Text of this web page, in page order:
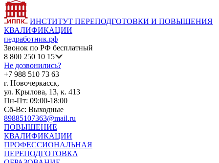
ИНСТИТУТ ПЕРЕПОДГОТОВКИ И ПОВЫШЕНИЯ
КВАЛИФИКАЦИИ
педработник.рф
Звонок по РФ бесплатный
8 800 250 10 15
Не дозвонились?
+7 988 510 73 63
г. Новочеркасск,
ул. Крылова, 13, к. 413
Пн-Пт: 09:00-18:00
Сб-Вс: Выходные
89885107363@mail.ru
ПОВЫШЕНИЕ
КВАЛИФИКАЦИИ
ПРОФЕССИОНАЛЬНАЯ
ПЕРЕПОДГОТОВКА